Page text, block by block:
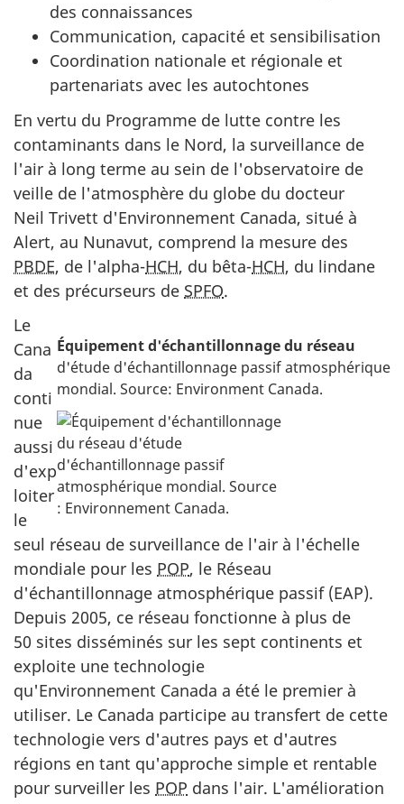
des connaissances
Communication, capacité et sensibilisation
Coordination nationale et régionale et
partenariats avec les autochtones
En vertu du Programme de lutte contre les
contaminants dans le Nord, la surveillance de
l'air à long terme au sein de l'observatoire de
veille de l'atmosphère du globe du docteur
Neil Trivett d'Environnement Canada, situé à
Alert, au Nunavut, comprend la mesure des
PBDE, de l'alpha-HCH, du bêta-HCH, du lindane
et des précurseurs de SPFO.
Équipement d'échantillonnage du réseau
d'étude d'échantillonnage passif atmosphérique
mondial. Source: Environment Canada.
Le
Cana
da
conti
nue
aussi
d'exp
loiter
le
seul réseau de surveillance de l'air à l'échelle
mondiale pour les POP, le Réseau
d'échantillonnage atmosphérique passif (EAP).
Depuis 2005, ce réseau fonctionne à plus de
50 sites disséminés sur les sept continents et
exploite une technologie
qu'Environnement Canada a été le premier à
utiliser. Le Canada participe au transfert de cette
technologie vers d'autres pays et d'autres
régions en tant qu'approche simple et rentable
pour surveiller les POP dans l'air. L'amélioration